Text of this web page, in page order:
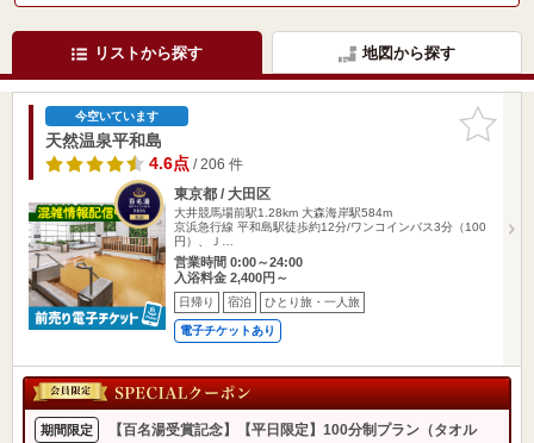
リストから探す 地図から探す
お気に入
りに追加
今空いています
天然温泉平和島
4.6点/ 206 件
東京都 / 大田区
大井競馬場前駅1.28km 大森海岸駅584m
京浜急行線 平和島駅徒歩約12分/ワンコインバス3分（100
円）、Ｊ…
営業時間 0:00～24:00
入浴料金 2,400円～
日帰り 宿泊 ひとり旅・一人旅
電子チケットあり
期間限定
【百名湯受賞記念】【平日限定】100分制プラン（タオル